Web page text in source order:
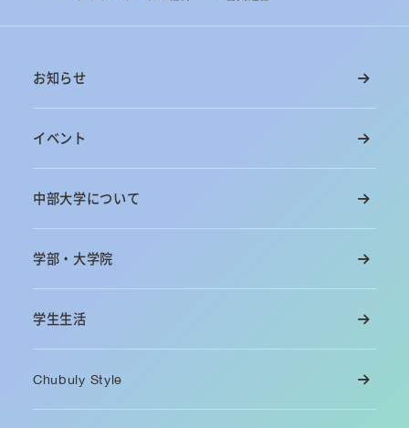
お知らせ
イベント
中部大学について
学部・大学院
学生生活
Chubuly Style